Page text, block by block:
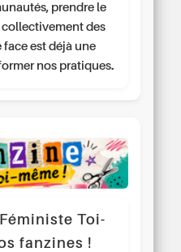
prendre le
collectivement des
est déjà une
nos pratiques.
Toi-
fanzines !